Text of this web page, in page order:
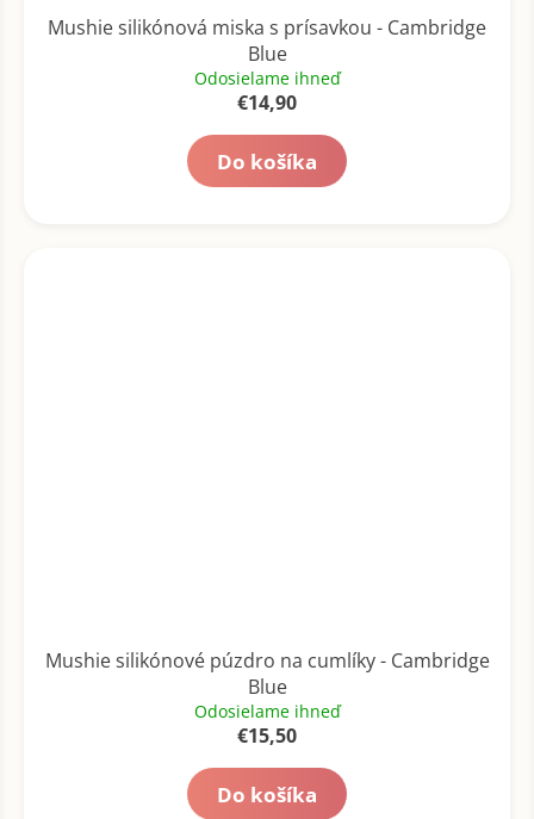
Mushie silikónová miska s prísavkou - Cambridge
Blue
Odosielame ihneď
€14,90
Do košíka
Mushie silikónové púzdro na cumlíky - Cambridge
Blue
Odosielame ihneď
€15,50
Do košíka